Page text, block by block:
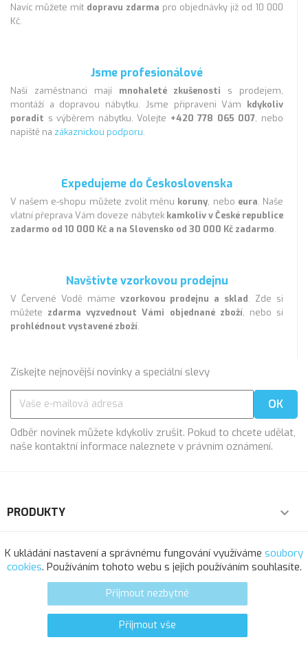
Navíc můžete mít dopravu zdarma pro objednávky již od 10 000
Kč.
Jsme profesionálové
Naši zaměstnanci mají mnohaleté zkušenosti s prodejem,
montáží a dopravou nábytku. Jsme připraveni Vám kdykoliv
poradit s výběrem nábytku. Volejte +420 778 065 007, nebo
napiště na zákaznickou podporu.
Expedujeme do Československa
V našem e-shopu můžete zvolit měnu koruny, nebo eura. Naše
vlatní přeprava Vám doveze nábytek kamkoliv v České republice
zadarmo od 10 000 Kč a na Slovensko od 30 000 Kč zadarmo.
Navštivte vzorkovou prodejnu
V Červené Vodě máme vzorkovou prodejnu a sklad. Zde si
můžete zdarma vyzvednout Vámi objednané zboží, nebo si
prohlédnout vystavené zboží.
Získejte nejnovější novinky a speciální slevy
Odběr novinek můžete kdykoliv zrušit. Pokud to chcete udělat,
naše kontaktní informace naleznete v právním oznámení.
PRODUKTY 
NAŠE SPOLEČNOST 
VÁŠ ÚČET
INFORMACE O OBCHODU
K ukládání nastavení a správnému fungování využíváme soubory
cookies. Používáním tohoto webu s jejich používáním souhlasíte.
Přijmout nezbytné
Přijmout vše
© 2025 - Softresource, spol. s r.o.